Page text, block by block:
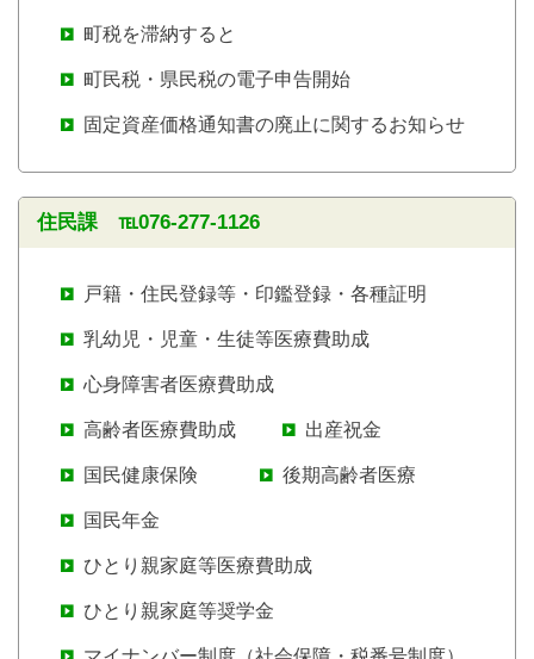
町税を滞納すると
町民税・県民税の電子申告開始
固定資産価格通知書の廃止に関するお知らせ
住民課 ℡076-277-1126
戸籍・住民登録等・印鑑登録・各種証明
乳幼児・児童・生徒等医療費助成
心身障害者医療費助成
高齢者医療費助成 出産祝金
国民健康保険 後期高齢者医療
国民年金
ひとり親家庭等医療費助成
ひとり親家庭等奨学金